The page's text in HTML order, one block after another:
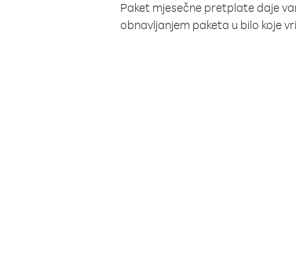
Paket mjesečne pretplate daje
obnavljanjem paketa u bilo koje